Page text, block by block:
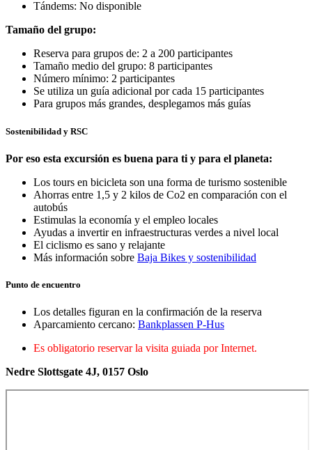
Tándems: No disponible
Tamaño del grupo:
Reserva para grupos de: 2 a 200 participantes
Tamaño medio del grupo: 8 participantes
Número mínimo: 2 participantes
Se utiliza un guía adicional por cada 15 participantes
Para grupos más grandes, desplegamos más guías
Sostenibilidad y RSC
Por eso esta excursión es buena para ti y para el planeta:
Los tours en bicicleta son una forma de turismo sostenible
Ahorras entre 1,5 y 2 kilos de Co2 en comparación con el
autobús
Estimulas la economía y el empleo locales
Ayudas a invertir en infraestructuras verdes a nivel local
El ciclismo es sano y relajante
Más información sobre Baja Bikes y sostenibilidad
Punto de encuentro
Los detalles figuran en la confirmación de la reserva
Aparcamiento cercano: Bankplassen P-Hus
Es obligatorio reservar la visita guiada por Internet.
Nedre Slottsgate 4J, 0157 Oslo